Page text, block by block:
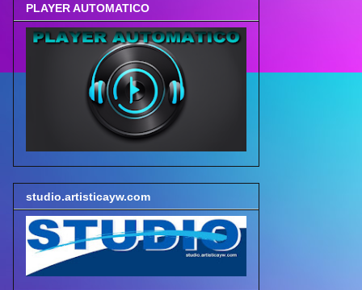
PLAYER AUTOMATICO
studio.artisticayw.com